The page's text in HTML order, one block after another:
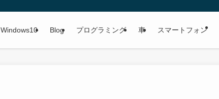
Windows10 Blog プログラミング 車 スマートフォン